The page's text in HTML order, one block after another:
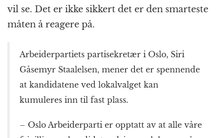
vil se. Det er ikke sikkert det er den smarteste
måten å reagere på.
Arbeiderpartiets partisekretær i Oslo, Siri
Gåsemyr Staalelsen, mener det er spennende
at kandidatene ved lokalvalget kan
kumuleres inn til fast plass.
– Oslo Arbeiderparti er opptatt av at alle våre